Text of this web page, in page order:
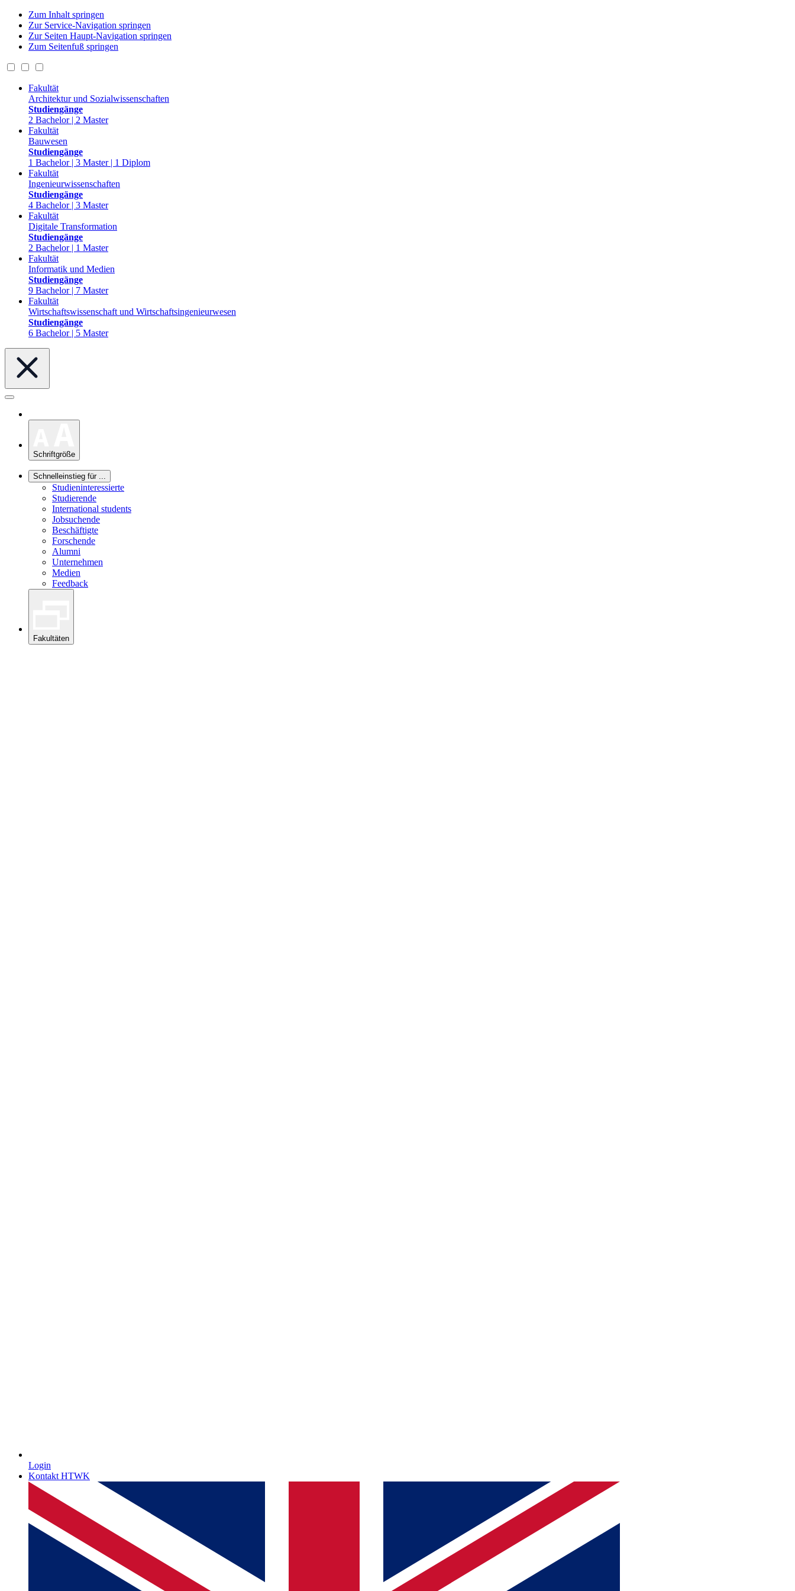
Zum Inhalt springen
Zur Service-Navigation springen
Zur Seiten Haupt-Navigation springen
Zum Seitenfuß springen
Fakultät
Architektur und Sozialwissenschaften
Studiengänge
2 Bachelor | 2 Master
Fakultät
Bauwesen
Studiengänge
1 Bachelor | 3 Master | 1 Diplom
Fakultät
Ingenieurwissenschaften
Studiengänge
4 Bachelor | 3 Master
Fakultät
Digitale Transformation
Studiengänge
2 Bachelor | 1 Master
Fakultät
Informatik und Medien
Studiengänge
9 Bachelor | 7 Master
Fakultät
Wirtschaftswissenschaft und Wirtschaftsingenieurwesen
Studiengänge
6 Bachelor | 5 Master
Schriftgröße
Schnelleinstieg für ...
Studieninteressierte
Studierende
International students
Jobsuchende
Beschäftigte
Forschende
Alumni
Unternehmen
Medien
Feedback
Fakultäten
Login
Kontakt HTWK